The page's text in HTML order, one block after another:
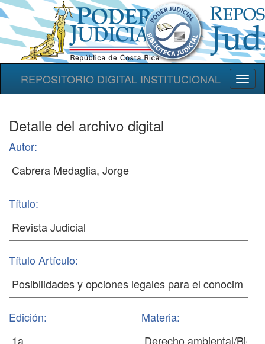
REPOSITORIO DIGITAL INSTITUCIONAL
Detalle del archivo digital
Autor:
Título:
Título Artículo:
Edición: Materia: